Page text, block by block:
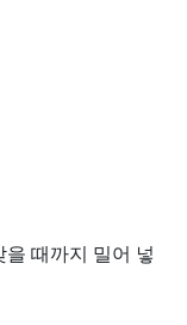
때까지 밀어 넣